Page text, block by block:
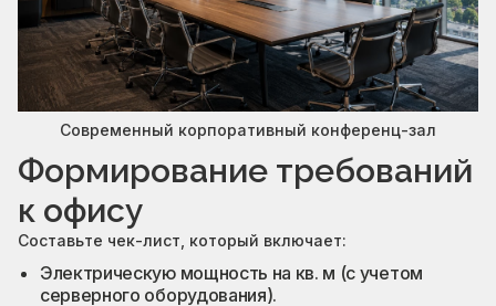
Современный корпоративный конференц-зал
Формирование требований
к офису
Составьте чек-лист, который включает:
Электрическую мощность на кв. м (с учетом
серверного оборудования).